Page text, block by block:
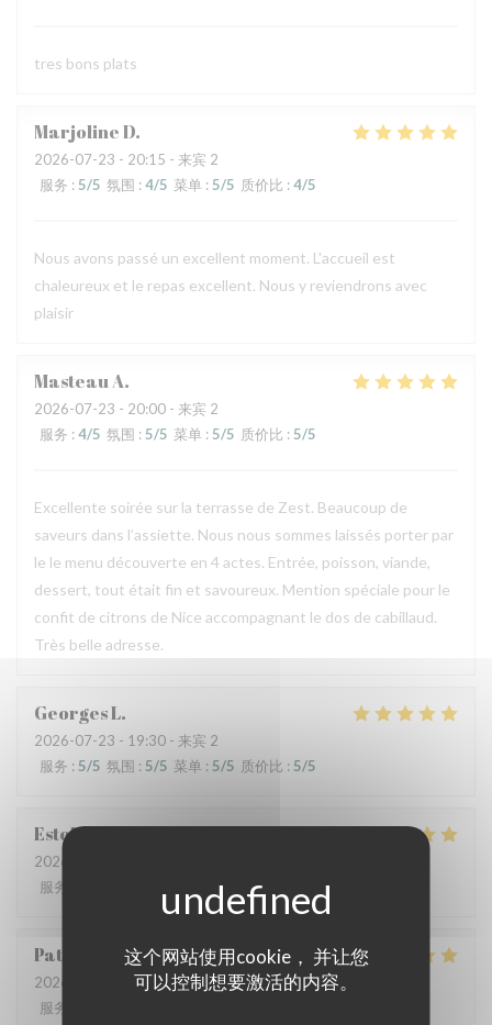
这个网站使用cookie， 并让您
可以控制想要激活的内容。
tres bons plats
MarjolineD
2026-07-23 - 20:15 - 来宾 2
服务 : 5/5 氛围 : 4/5 菜单 : 5/5 质价比 : 4/5
Nous avons passé un excellent moment. L'accueil est
chaleureux et le repas excellent. Nous y reviendrons avec
plaisir
MasteauA
2026-07-23 - 20:00 - 来宾 2
服务 : 4/5 氛围 : 5/5 菜单 : 5/5 质价比 : 5/5
Excellente soirée sur la terrasse de Zest. Beaucoup de
saveurs dans l’assiette. Nous nous sommes laissés porter par
le le menu découverte en 4 actes. Entrée, poisson, viande,
dessert, tout était fin et savoureux. Mention spéciale pour le
confit de citrons de Nice accompagnant le dos de cabillaud.
Très belle adresse.
GeorgesL
2026-07-23 - 19:30 - 来宾 2
服务 : 5/5 氛围 : 5/5 菜单 : 5/5 质价比 : 5/5
EstelleS
2026-07-23
服务
5/5 质价比
Patrick
2026-07-23
- 13:30 - 来宾 2
服务